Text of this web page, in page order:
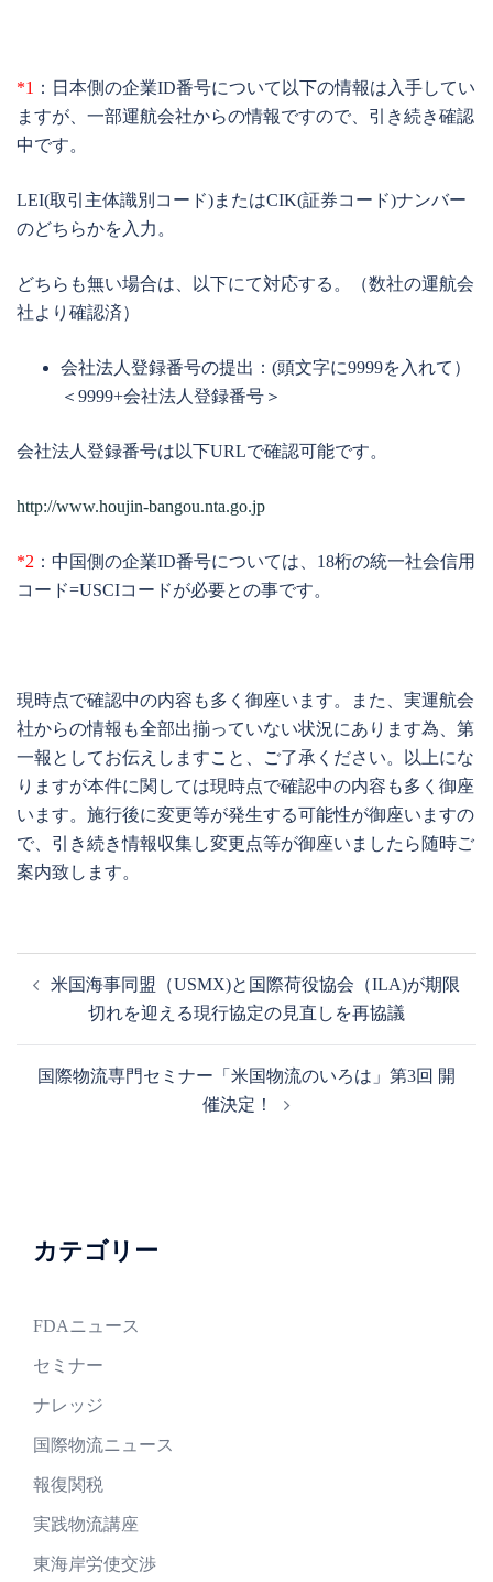
*1 ：日本側の企業ID番号について以下の情報は入手してい
ますが、一部運航会社からの情報ですので、引き続き確認
中です。
LEI(取引主体識別コード)またはCIK(証券コード)ナンバー
のどちらかを入力。
どちらも無い場合は、以下にて対応する。（数社の運航会
社より確認済）
会社法人登録番号の提出：(頭文字に9999を入れて）
＜9999+会社法人登録番号＞
会社法人登録番号は以下URLで確認可能です。
http://www.houjin-bangou.nta.go.jp
*2 ：中国側の企業ID番号については、18桁の統一社会信用
コード=USCIコードが必要との事です。
現時点で確認中の内容も多く御座います。また、実運航会
社からの情報も全部出揃っていない状況にあります為、第
一報としてお伝えしますこと、ご了承ください。以上にな
りますが本件に関しては現時点で確認中の内容も多く御座
います。施行後に変更等が発生する可能性が御座いますの
で、引き続き情報収集し変更点等が御座いましたら随時ご
案内致します。
稿
ゲ
米国海事同盟（USMX)と国際荷役協会（ILA)が期限
切れを迎える現行協定の見直しを再協議
国際物流専門セミナー「米国物流のいろは」第3回 開
催決定！
カテゴリー
FDAニュース
セミナー
ナレッジ
国際物流ニュース
報復関税
実践物流講座
東海岸労使交渉